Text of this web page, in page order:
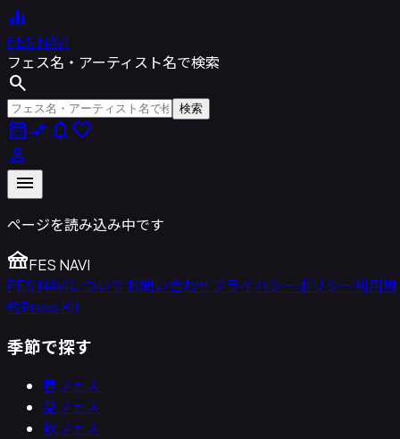
equalizer
FES NAVI
フェス名・アーティスト名で検索
search
検索
calendar_monthcompare_arrows notifications favorite
person
menu
ページを読み込み中です
festivalFES NAVI
FES NAVIについてお問い合わせプライバシーポリシー利用規
約Press Kit
季節で探す
春フェス
夏フェス
秋フェス